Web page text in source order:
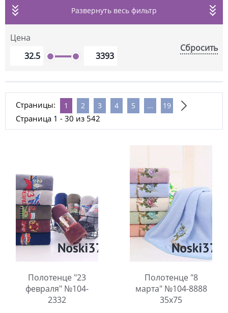
Развернуть весь фильтр
Цена
Сбросить
Страницы: 1 2 3 4 5 ... 19
Страница 1 - 30 из 542
Полотенце "23
февраля" №104-
2332
Полотенце "8
марта" №104-8888
35х75